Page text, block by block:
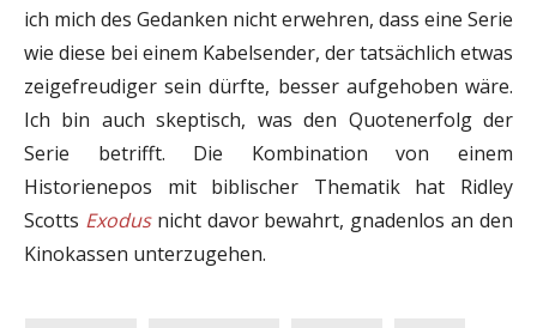
ich mich des Gedanken nicht erwehren, dass eine Serie
wie diese bei einem Kabelsender, der tatsächlich etwas
zeigefreudiger sein dürfte, besser aufgehoben wäre.
Ich bin auch skeptisch, was den Quotenerfolg der
Serie betrifft. Die Kombination von einem
Historienepos mit biblischer Thematik hat Ridley
Scotts Exodusnicht davor bewahrt, gnadenlos an den
Kinokassen unterzugehen.